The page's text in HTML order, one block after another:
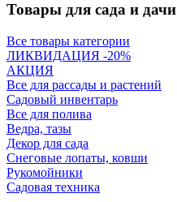
Товары для сада и дачи
Все товары категории
ЛИКВИДАЦИЯ -20%
АКЦИЯ
Все для рассады и растений
Садовый инвентарь
Все для полива
Ведра, тазы
Декор для сада
Снеговые лопаты, ковши
Рукомойники
Садовая техника